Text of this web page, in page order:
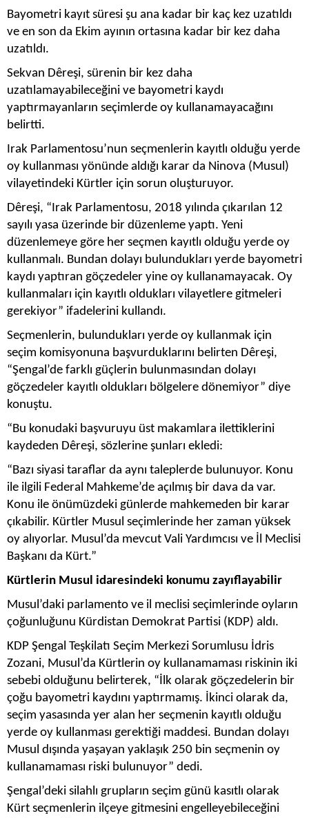
Bayometri kayıt süresi şu ana kadar bir kaç kez uzatıldı
ve en son da Ekim ayının ortasına kadar bir kez daha
uzatıldı.
Sekvan Dêreşi, sürenin bir kez daha
uzatılamayabileceğini ve bayometri kaydı
yaptırmayanların seçimlerde oy kullanamayacağını
belirtti.
Irak Parlamentosu’nun seçmenlerin kayıtlı olduğu yerde
oy kullanması yönünde aldığı karar da Ninova (Musul)
vilayetindeki Kürtler için sorun oluşturuyor.
Dêreşi, “Irak Parlamentosu, 2018 yılında çıkarılan 12
sayılı yasa üzerinde bir düzenleme yaptı. Yeni
düzenlemeye göre her seçmen kayıtlı olduğu yerde oy
kullanmalı. Bundan dolayı bulundukları yerde bayometri
kaydı yaptıran göçzedeler yine oy kullanamayacak. Oy
kullanmaları için kayıtlı oldukları vilayetlere gitmeleri
gerekiyor” ifadelerini kullandı.
Seçmenlerin, bulundukları yerde oy kullanmak için
seçim komisyonuna başvurduklarını belirten Dêreşi,
“Şengal’de farklı güçlerin bulunmasından dolayı
göçzedeler kayıtlı oldukları bölgelere dönemiyor” diye
konuştu.
“Bu konudaki başvuruyu üst makamlara ilettiklerini
kaydeden Dêreşi, sözlerine şunları ekledi:
“Bazı siyasi taraflar da aynı taleplerde bulunuyor. Konu
ile ilgili Federal Mahkeme’de açılmış bir dava da var.
Konu ile önümüzdeki günlerde mahkemeden bir karar
çıkabilir. Kürtler Musul seçimlerinde her zaman yüksek
oy alıyorlar. Musul’da mevcut Vali Yardımcısı ve İl Meclisi
Başkanı da Kürt.”
Kürtlerin Musul idaresindeki konumu zayıflayabilir
Musul’daki parlamento ve il meclisi seçimlerinde oyların
çoğunluğunu Kürdistan Demokrat Partisi (KDP) aldı.
KDP Şengal Teşkilatı Seçim Merkezi Sorumlusu İdris
Zozani, Musul’da Kürtlerin oy kullanamaması riskinin iki
sebebi olduğunu belirterek, “İlk olarak göçzedelerin bir
çoğu bayometri kaydını yaptırmamış. İkinci olarak da,
seçim yasasında yer alan her seçmenin kayıtlı olduğu
yerde oy kullanması gerektiği maddesi. Bundan dolayı
Musul dışında yaşayan yaklaşık 250 bin seçmenin oy
kullanamaması riski bulunuyor” dedi.
Şengal’deki silahlı grupların seçim günü kasıtlı olarak
Kürt seçmenlerin ilçeye gitmesini engelleyebileceğini